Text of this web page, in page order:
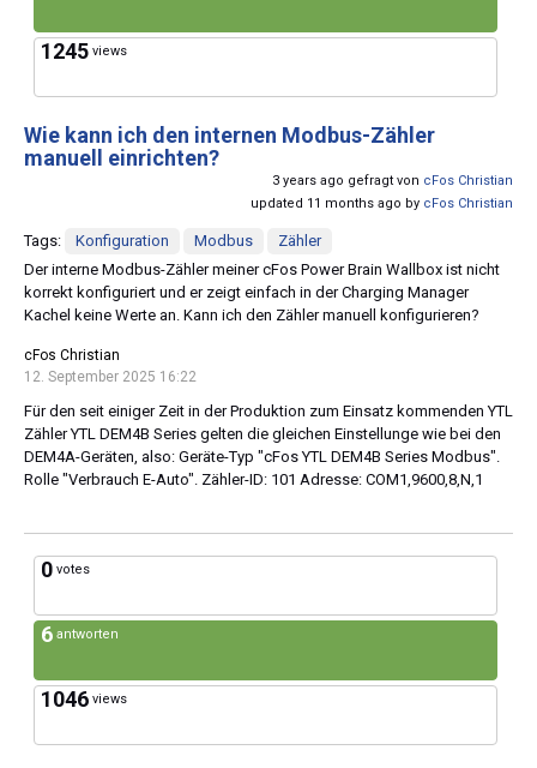
1245 views
Wie kann ich den internen Modbus-Zähler
manuell einrichten?
3 years ago gefragt von cFos Christian
updated 11 months ago by cFos Christian
Tags: Konfiguration Modbus
Zähler
Der interne Modbus-Zähler meiner cFos Power Brain Wallbox ist nicht
korrekt konfiguriert und er zeigt einfach in der Charging Manager
Kachel keine Werte an. Kann ich den Zähler manuell konfigurieren?
cFos Christian
12. September 2025 16:22
Für den seit einiger Zeit in der Produktion zum Einsatz kommenden YTL
Zähler YTL DEM4B Series gelten die gleichen Einstellunge wie bei den
DEM4A-Geräten, also: Geräte-Typ "cFos YTL DEM4B Series Modbus".
Rolle "Verbrauch E-Auto". Zähler-ID: 101 Adresse: COM1,9600,8,N,1
0 votes
6 antworten
1046 views